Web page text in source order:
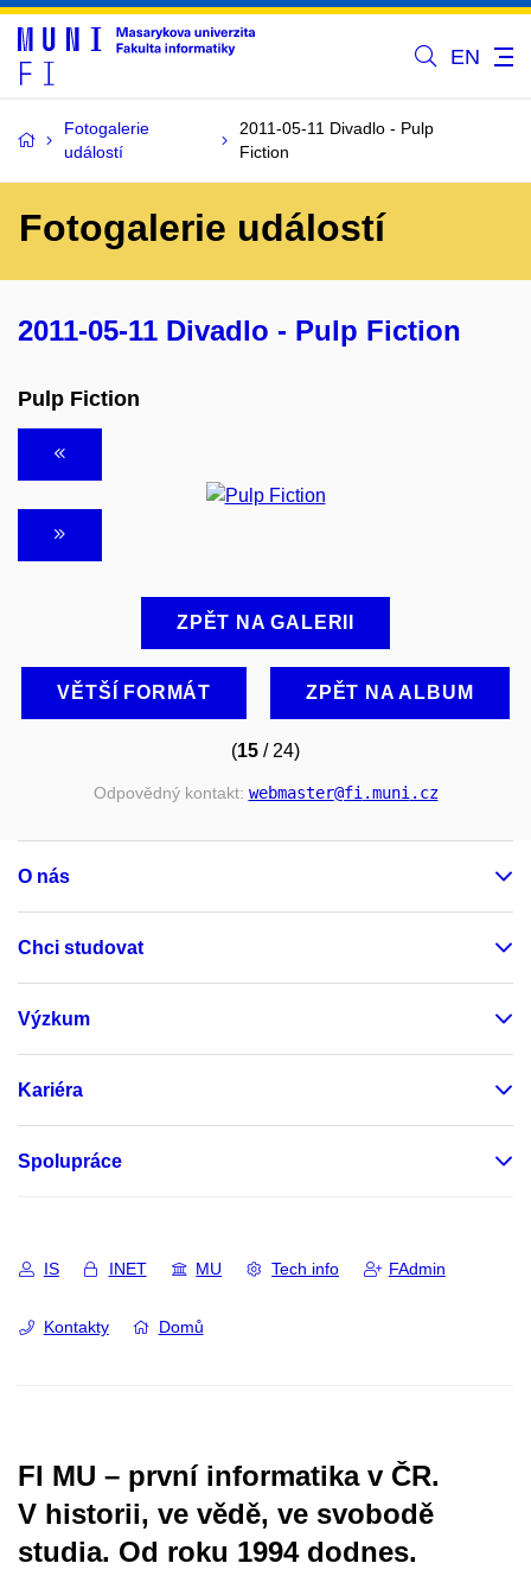
EN
Fotogalerie
událostí
2011-05-11 Divadlo - Pulp
Fiction
Fotogalerie událostí
2011-05-11 Divadlo - Pulp Fiction
Pulp Fiction
ZPĚT NA GALERII
VĚTŠÍ FORMÁT ZPĚT NA ALBUM
(15 / 24)
Odpovědný kontakt: webmaster@fi.muni.cz
O nás
Chci studovat
Výzkum
Kariéra
Spolupráce
IS INET MU Tech info FAdmin
Kontakty Domů
FI MU – první informatika v ČR.
V historii, ve vědě, ve svobodě
studia. Od roku 1994 dodnes.